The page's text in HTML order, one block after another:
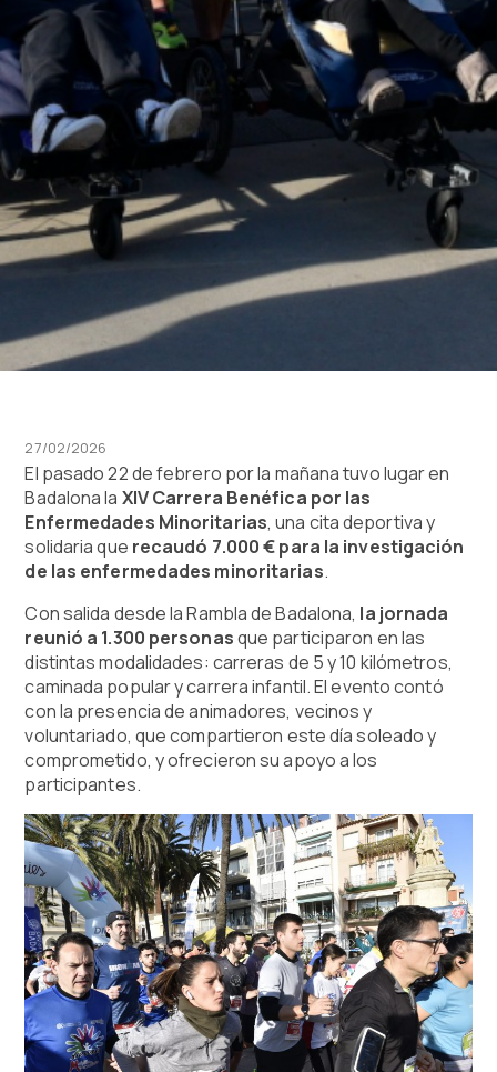
27/02/2026
El pasado 22 de febrero por la mañana tuvo lugar en
Badalona la XIV Carrera Benéfica por las
Enfermedades Minoritarias, una cita deportiva y
solidaria que recaudó 7.000 € para la investigación
de las enfermedades minoritarias.
Con salida desde la Rambla de Badalona, la jornada
reunió a 1.300 personasque participaron en las
distintas modalidades: carreras de 5 y 10 kilómetros,
caminada popular y carrera infantil. El evento contó
con la presencia de animadores, vecinos y
voluntariado, que compartieron este día soleado y
comprometido, y ofrecieron su apoyo a los
participantes.